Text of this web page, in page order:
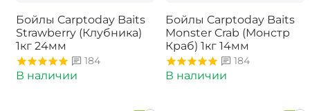
Бойлы Carptoday Baits
Strawberry (Клубника)
1кг 24мм
184
В наличии
Бойлы Carptoday Baits
Monster Crab (Монстр
Краб) 1кг 14мм
184
В наличии